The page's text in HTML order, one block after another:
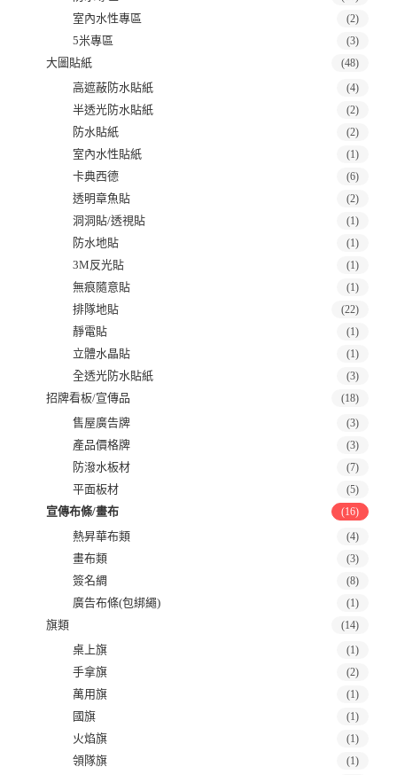
室內水性專區 (2)
5米專區 (3)
大圖貼紙 (48)
高遮蔽防水貼紙 (4)
半透光防水貼紙 (2)
防水貼紙 (2)
室內水性貼紙 (1)
卡典西德 (6)
透明章魚貼 (2)
洞洞貼/透視貼 (1)
防水地貼 (1)
3M反光貼 (1)
無痕隨意貼 (1)
排隊地貼 (22)
靜電貼 (1)
立體水晶貼 (1)
全透光防水貼紙 (3)
招牌看板/宣傳品 (18)
售屋廣告牌 (3)
產品價格牌 (3)
防潑水板材 (7)
平面板材 (5)
宣傳布條/畫布 (16)
熱昇華布類 (4)
畫布類 (3)
簽名綢 (8)
廣告布條(包綁繩) (1)
旗類 (14)
桌上旗 (1)
手拿旗 (2)
萬用旗 (1)
國旗 (1)
火焰旗 (1)
領隊旗 (1)